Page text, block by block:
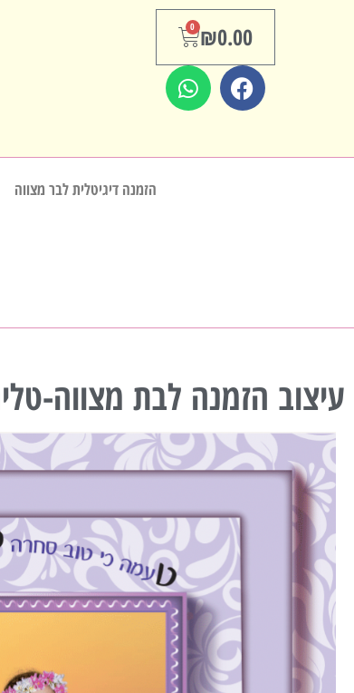
₪0.00
0
הזמנה דיגיטלית לבר מצווה
עיצוב הזמנה לבת מצווה-